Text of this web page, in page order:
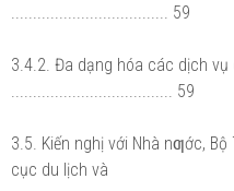
.................................... 59
3.4.2. Đa dạng hóa các dịch
..................................... 59
3.5. Kiến nghị với Nhà nƣớc,
cục du lịch và